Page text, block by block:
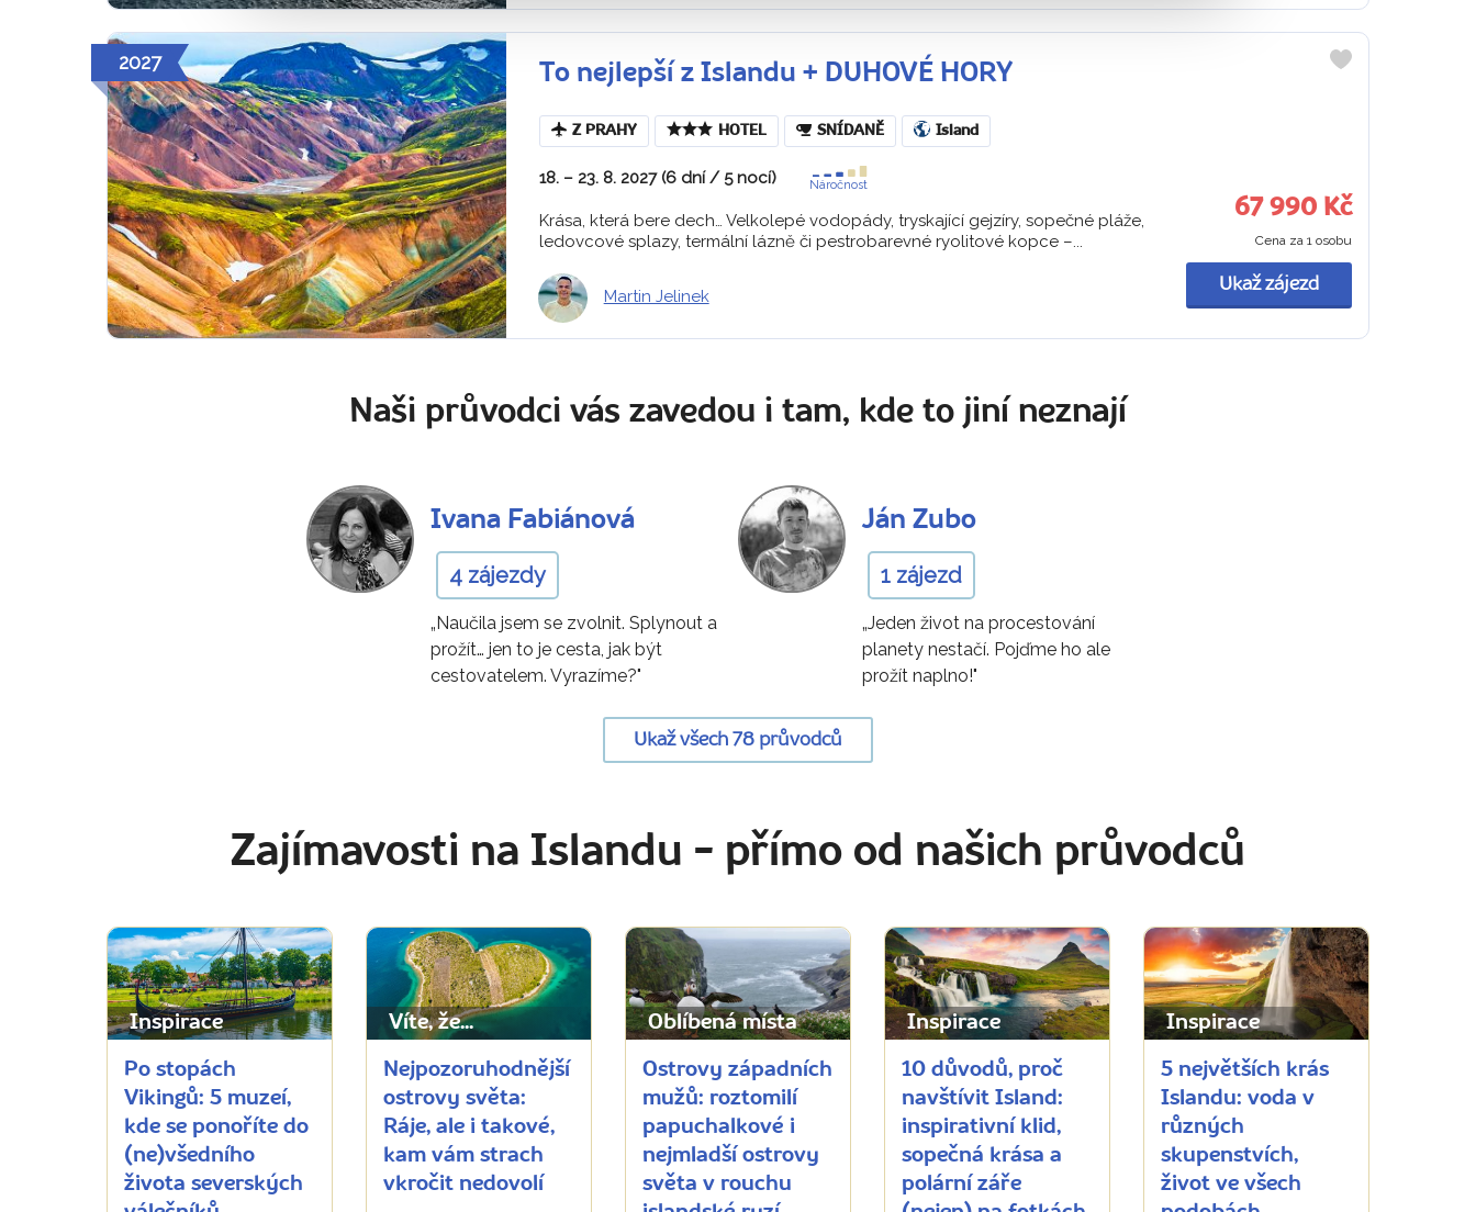
2027 To nejlepší z Islandu + DUHOVÉ HORY
Z PRAHY HOTEL SNÍDANĚ Island
18. – 23. 8. 2027 (6 dní / 5 nocí) Náročnost
Krása, která bere dech… Velkolepé vodopády, tryskající gejzíry, sopečné pláže,
ledovcové splazy, termální lázně či pestrobarevné ryolitové kopce –...
Martin Jelinek
67 990 Kč
Cena za 1 osobu
Ukaž zájezd
Naši průvodci vás zavedou i tam, kde to jiní neznají
Ivana Fabiánová
4 zájezdy
„Naučila jsem se zvolnit. Splynout a
prožít… jen to je cesta, jak být
cestovatelem. Vyrazíme?"
Ján Zubo
1 zájezd
„Jeden život na procestování
planety nestačí. Pojďme ho ale
prožít naplno!"
Ukaž všech 78 průvodců
Zajímavosti na Islandu - přímo od našich průvodců
Inspirace
Po stopách
Vikingů: 5 muzeí,
kde se ponoříte do
(ne)všedního
života severských
Víte, že...
Nejpozoruhodnější
ostrovy světa:
Ráje, ale i takové,
kam vám strach
vkročit nedovolí
Oblíbená místa
Ostrovy západních
mužů: roztomilí
papuchalkové i
nejmladší ostrovy
světa v rouchu
Inspirace
10 důvodů, proč
navštívit Island:
inspirativní klid,
sopečná krása a
polární záře
Inspirace
5 největších krás
Islandu: voda v
různých
skupenstvích,
život ve všech